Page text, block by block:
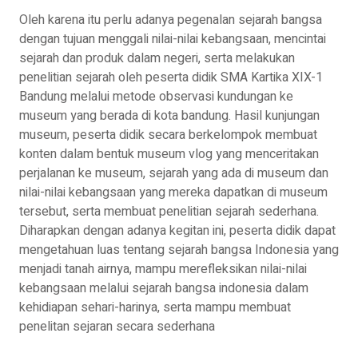
Oleh karena itu perlu adanya pegenalan sejarah bangsa
dengan tujuan menggali nilai-nilai kebangsaan, mencintai
sejarah dan produk dalam negeri, serta melakukan
penelitian sejarah oleh peserta didik SMA Kartika XIX-1
Bandung melalui metode observasi kundungan ke
museum yang berada di kota bandung. Hasil kunjungan
museum, peserta didik secara berkelompok membuat
konten dalam bentuk museum vlog yang menceritakan
perjalanan ke museum, sejarah yang ada di museum dan
nilai-nilai kebangsaan yang mereka dapatkan di museum
tersebut, serta membuat penelitian sejarah sederhana.
Diharapkan dengan adanya kegitan ini, peserta didik dapat
mengetahuan luas tentang sejarah bangsa Indonesia yang
menjadi tanah airnya, mampu merefleksikan nilai-nilai
kebangsaan melalui sejarah bangsa indonesia dalam
kehidiapan sehari-harinya, serta mampu membuat
penelitan sejaran secara sederhana